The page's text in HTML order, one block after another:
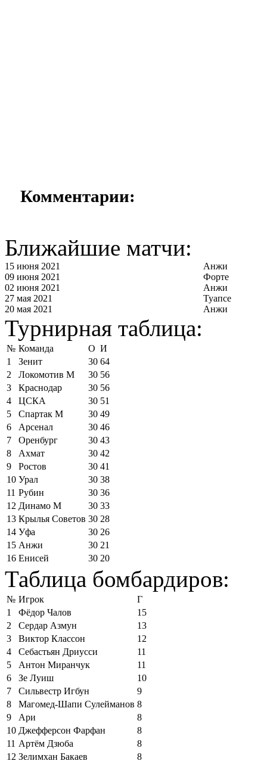
Комментарии:
Ближайшие матчи:
15 июня 2021
Анжи
09 июня 2021
Форте
02 июня 2021
Анжи
27 мая 2021
Туапсе
20 мая 2021
Анжи
Турнирная таблица:
№ Команда О И
1
Зенит 30 64
2
Локомотив М 30 56
3
Краснодар 30 56
4
ЦСКА 30 51
5
Спартак М 30 49
6
Арсенал 30 46
7
Оренбург 30 43
8
Ахмат 30 42
9
Ростов 30 41
10 Урал 30 38
11 Рубин 30 36
12 Динамо М 30 33
13 Крылья Советов 30 28
14 Уфа 30 26
15 Анжи 30 21
16 Енисей 30 20
Таблица бомбардиров:
№ Игрок
Г
1
Фёдор Чалов
15
2
Сердар Азмун
13
3
Виктор Классон
12
4
Себастьян Дриусси
11
5
Антон Миранчук
11
6
Зе Луиш
10
7
Сильвестр Игбун
9
8
Магомед-Шапи Сулейманов 8
9
Ари
8
10 Джефферсон Фарфан
8
11 Артём Дзюба
8
12 Зелимхан Бакаев
8